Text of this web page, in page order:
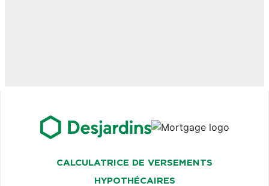
CALCULATRICE DE VERSEMENTS
HYPOTHÉCAIRES